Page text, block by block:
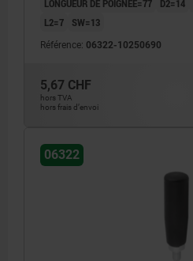
LONGUEUR DE POIGNÉE=77
D2=14
L2=7
SW=13
Référence: 06322-10250690
5,67 CHF
hors TVA
hors frais d’envoi
06322